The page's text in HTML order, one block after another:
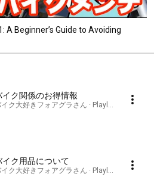
Beginner’s Guide to Avoiding
イク関係のお得情報
イク大好きフォアグラさん · Playlist
イク用品について
イク大好きフォアグラさん · Playlist